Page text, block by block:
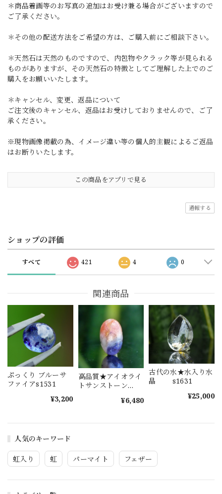
人気のキーワード
虹入り 虹 パーマイト フェザー
＊商品着画等のお写真の追加はお受け兼る場合がございますので
ご了承ください。
＊その他の配送方法をご希望の方は、ご購入前にご相談下さい。
＊天然石は天然のものですので、内包物やクラック等が見られる
ものがありますが、その天然石の特徴としてご理解した上でのご
購入をお願いいたします。
＊キャンセル、変更、返品について
ご注文後のキャンセル、返品はお受けしておりませんので、ご了
承ください。
※現物画像掲載の為、イメージ違い等の個人的主観によるご返品
はお断りいたします。
この商品をアプリで見る
通報する
ショップの評価
すべて 421 4 0
関連商品
ぷっくり ブルーサ
ファイアs1531
¥3,200
高品質★アイオライ
トサンストーン
¥6,480
古代の水★水入り水
晶 s1631
¥25,000